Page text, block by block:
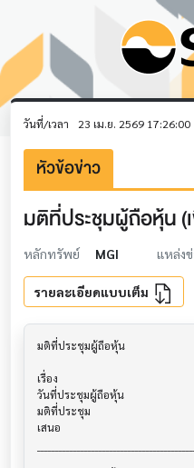
วันที่/เวลา 23 เม.ย. 2569 17:26:00
หัวข้อข่าว
มติที่ประชุมผู้ถือหุ้น (
หลักทรัพย์ MGI แหล่งข่
รายละเอียดแบบเต็ม
มติที่ประชุมผู้ถือหุ้น
เรื่อง                                  			 : มติที่ประชุมผู้ถือหุ้น
วันที่ประชุมผู้ถือหุ้น                        			 : 23 เม.ย. 2569
มติที่ประชุม                              			 : อนุมัติตามที่คณะกรรมการ
เสนอ